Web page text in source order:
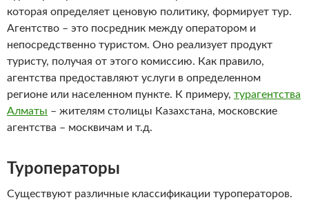
которая определяет ценовую политику, формирует тур.
Агентство – это посредник между оператором и
непосредственно туристом. Оно реализует продукт
туристу, получая от этого комиссию. Как правило,
агентства предоставляют услуги в определенном
регионе или населенном пункте. К примеру, турагентства
Алматы – жителям столицы Казахстана, московские
агентства – москвичам и т.д.
Туроператоры
Существуют различные классификации туроператоров.